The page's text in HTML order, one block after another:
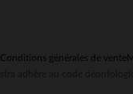
Conditions générales de vente